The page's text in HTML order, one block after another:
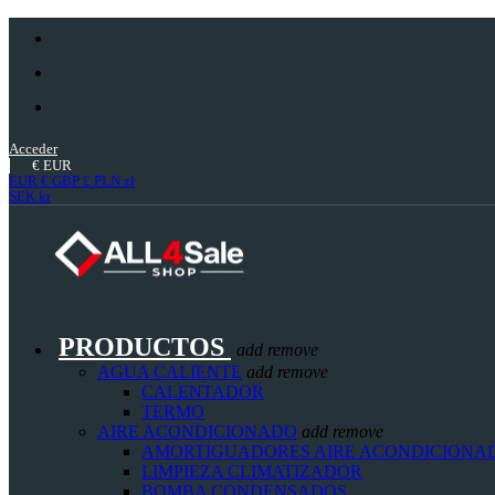
Acceder
€ EUR
EUR € GBP £ PLN zł
SEK kr
PRODUCTOS add remove
AGUA CALIENTE add remove
CALENTADOR
TERMO
AIRE ACONDICIONADO add remove
AMORTIGUADORES AIRE
LIMPIEZA CLIMATIZADOR